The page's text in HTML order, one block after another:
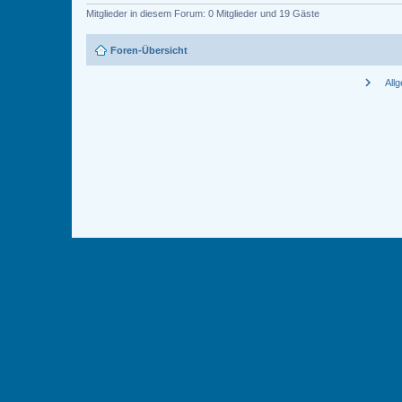
Mitglieder in diesem Forum: 0 Mitglieder und 19 Gäste
Foren-Übersicht
chevron_right